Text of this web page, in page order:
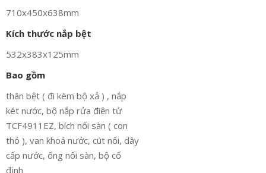
710x450x638mm
Kích thước nắp bệt
532x383x125mm
Bao gồm
thân bệt ( đi kèm bộ xả ) , nắp
két nước, bộ nắp rửa điện tử
TCF4911EZ, bích nối sàn ( con
thỏ ), van khoá nước, cút nối, dây
cấp nước, ống nối sàn, bộ cố
định